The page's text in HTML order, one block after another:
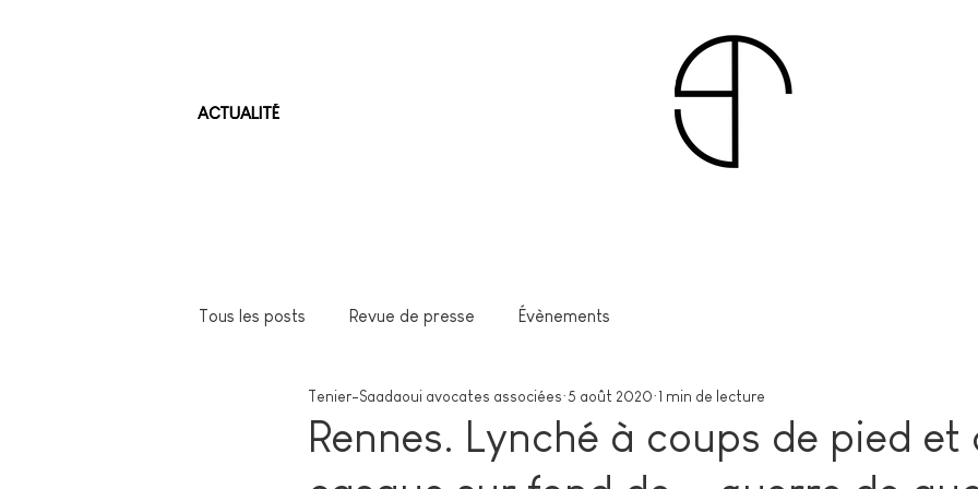
ACTUALITÉ
Tous les posts Revue de presse Évènements
Rennes. Lynché à coups de pied et
Tenier-Saadaoui avocates associées 5 août 2020 1 min de lecture